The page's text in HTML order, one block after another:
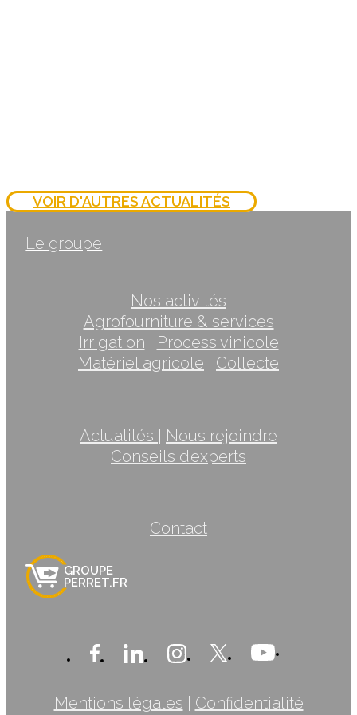
VOIR D'AUTRES ACTUALITÉS
Le groupe
Nos activités
Agrofourniture & services
Irrigation
Process vinicole
Matériel agricole
Collecte
Actualités
Nous rejoindre
Conseils d’experts
Contact
GROUPE
PERRET.FR
Mentions légales
Confidentialité